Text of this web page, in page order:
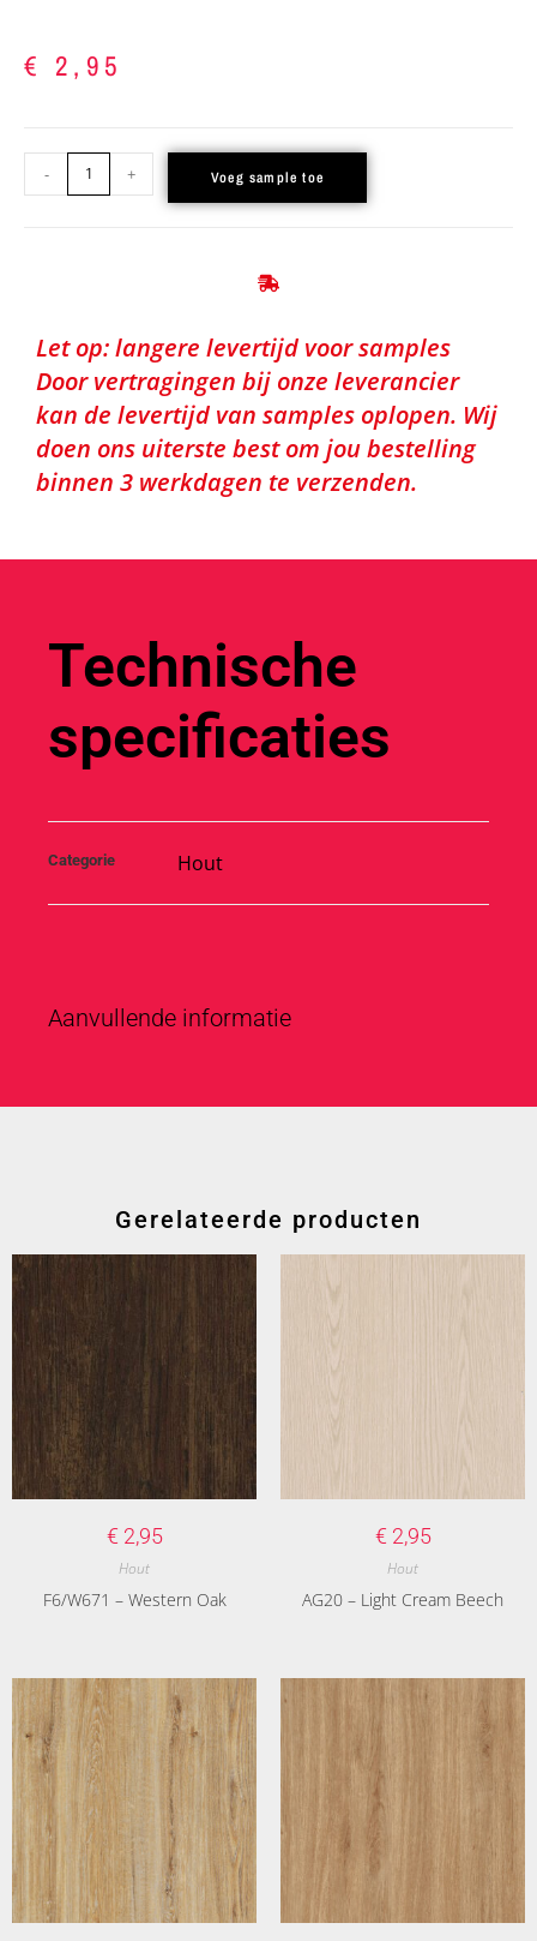
€ 2,95
- + Voeg sample toe
Let op: langere levertijd voor samples
Door vertragingen bij onze leverancier
kan de levertijd van samples oplopen. Wij
doen ons uiterste best om jou bestelling
binnen 3 werkdagen te verzenden.
Technische
specificaties
Categorie Hout
Aanvullende informatie
Gerelateerde producten
€ 2,95
Hout
F6/W671 – Western Oak
€ 2,95
Hout
AG20 – Light Cream Beech